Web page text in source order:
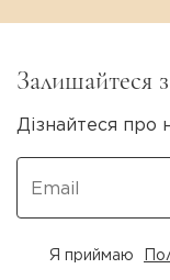
Залишайтеся
Дізнайтеся про
Я приймаю